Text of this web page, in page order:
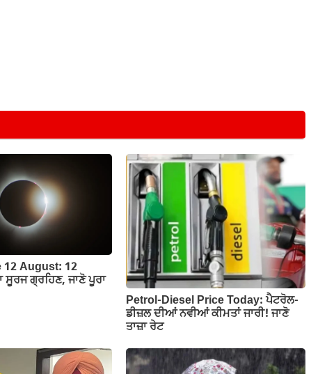
12 August: 12
ਗ੍ਰਹਿਣ, ਜਾਣੋ ਪੂਰਾ
Petrol-Diesel Price Today: ਪੈਟਰੋਲ-
ਡੀਜ਼ਲ ਦੀਆਂ ਨਵੀਆਂ ਕੀਮਤਾਂ ਜਾਰੀ! ਜਾਣੋ
ਤਾਜ਼ਾ ਰੇਟ